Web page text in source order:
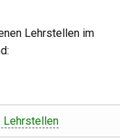
Lehrstellen im
Lehrstellen